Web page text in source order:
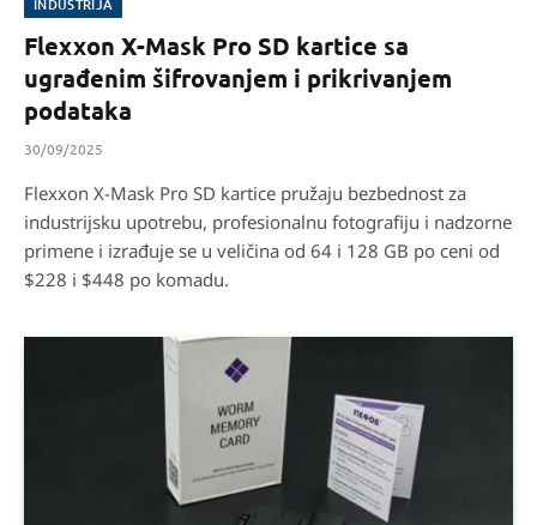
INDUSTRIJA
Flexxon X-Mask Pro SD kartice sa
ugrađenim šifrovanjem i prikrivanjem
podataka
30/09/2025
Flexxon X-Mask Pro SD kartice pružaju bezbednost za
industrijsku upotrebu, profesionalnu fotografiju i nadzorne
primene i izrađuje se u veličina od 64 i 128 GB po ceni od
$228 i $448 po komadu.